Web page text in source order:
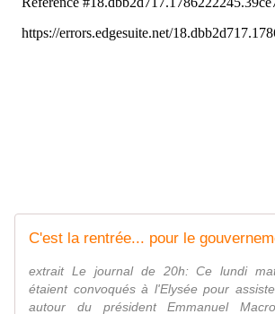
C'est la rentrée... pour le
extrait Le journal de 20h: Ce lundi
étaient convoqués à l'Elysée pour
autour du président Emmanuel